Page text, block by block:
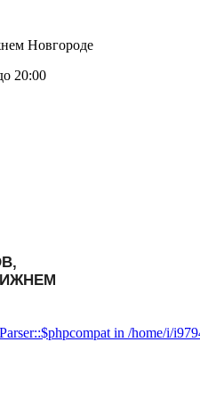
Новгороде
20:00
in /home/i/